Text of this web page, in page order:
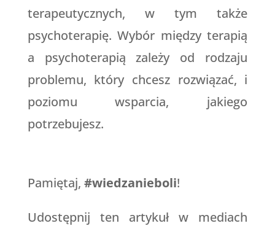
terapeutycznych, w tym także
psychoterapię. Wybór między terapią
a psychoterapią zależy od rodzaju
problemu, który chcesz rozwiązać, i
poziomu wsparcia, jakiego
potrzebujesz.
Pamiętaj, #wiedzanieboli!
Udostępnij ten artykuł w mediach